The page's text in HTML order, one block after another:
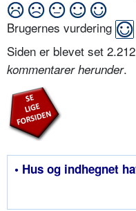
Brugernes vurdering
Siden er blevet set
kommentarer herunder.
• Hus og indhegnet